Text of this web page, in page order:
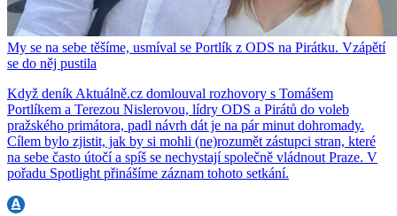
My se na sebe těšíme, usmíval se Portlík z ODS na Pirátku. Vzápětí
se do něj pustila
Když deník Aktuálně.cz domlouval rozhovory s Tomášem
Portlíkem a Terezou Nislerovou, lídry ODS a Pirátů do voleb
pražského primátora, padl návrh dát je na pár minut dohromady.
Cílem bylo zjistit, jak by si mohli (ne)rozumět zástupci stran, které
na sebe často útočí a spíš se nechystají společně vládnout Praze. V
pořadu Spotlight přinášíme záznam tohoto setkání.